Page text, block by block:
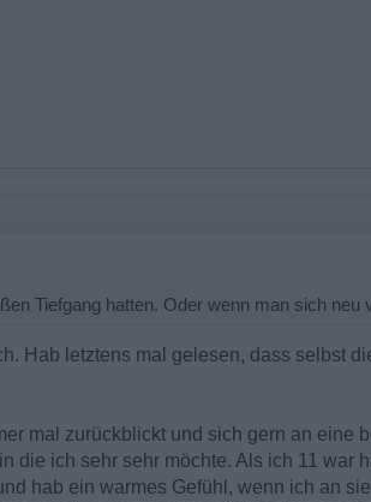
Tiefgang hatten. Oder wenn man sich neu
Hab letztens mal gelesen, dass selbst
mal zurückblickt und sich gern an eine
die ich sehr sehr möchte. Als ich 11 war
hab ein warmes Gefühl, wenn ich an